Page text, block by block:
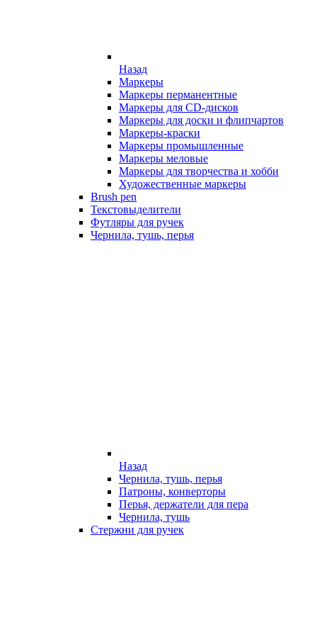
Назад
Маркеры
Маркеры перманентные
Маркеры для CD-дисков
Маркеры для доски и флипчартов
Маркеры-краски
Маркеры промышленные
Маркеры меловые
Маркеры для творчества и хобби
Художественные маркеры
Brush pen
Текстовыделители
Футляры для ручек
Чернила, тушь, перья
Назад
Чернила, тушь, перья
Патроны, конверторы
Перья, держатели для пера
Чернила, тушь
Стержни для ручек